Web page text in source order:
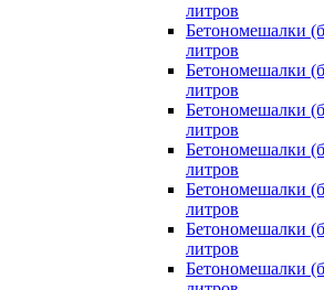
литров
Бетономешалки
литров
Бетономешалки
литров
Бетономешалки
литров
Бетономешалки
литров
Бетономешалки
литров
Бетономешалки
литров
Бетономешалки